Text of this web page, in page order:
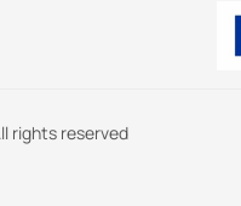
rights reserved